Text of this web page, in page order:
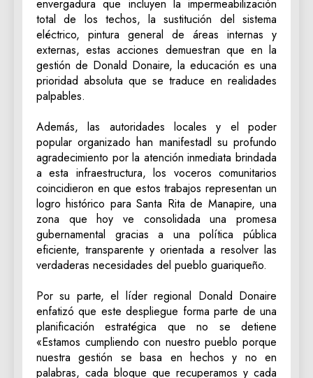
envergadura que incluyen la impermeabilización
total de los techos, la sustitución del sistema
eléctrico, pintura general de áreas internas y
externas, estas acciones demuestran que en la
gestión de Donald Donaire, la educación es una
prioridad absoluta que se traduce en realidades
palpables.
‎Además, las autoridades locales y el poder
popular organizado han manifestadl su profundo
agradecimiento por la atención inmediata brindada
a esta infraestructura, los voceros comunitarios
coincidieron en que estos trabajos representan un
logro histórico para Santa Rita de Manapire, una
zona que hoy ve consolidada una promesa
gubernamental gracias a una política pública
eficiente, transparente y orientada a resolver las
verdaderas necesidades del pueblo guariqueño.
‎Por su parte, el líder regional Donald Donaire
enfatizó que este despliegue forma parte de una
planificación estratégica que no se detiene
«Estamos cumpliendo con nuestro pueblo porque
nuestra gestión se basa en hechos y no en
palabras, cada bloque que recuperamos y cada